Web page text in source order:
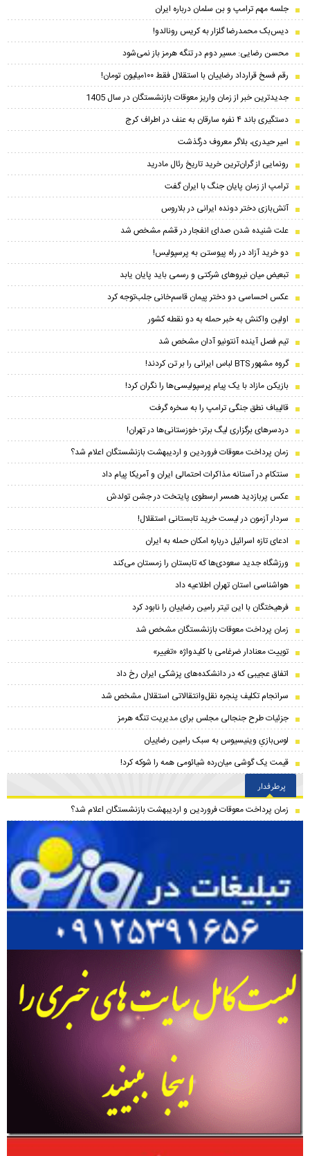
جلسه مهم ترامپ و بن سلمان درباره ایران
دیس‌بک محمدرضا گلزار به کریس رونالدو!
محسن رضایی: مسیر دوم در تنگه هرمز باز نمی‌شود
رقم فسخ قرارداد رضاییان با استقلال فقط ۱۰۰میلیون تومان!
جدیدترین خبر از زمان واریز معوقات بازنشستگان در سال 1405
دستگیری باند ۴ نفره سارقان به عنف در اطراف کرج
امیر حیدری، بلاگر معروف درگذشت
رونمایی از گران‌ترین خرید تاریخ رئال مادرید
ترامپ از زمان پایان جنگ با ایران گفت
آتش‌بازی دختر دونده ایرانی در بلاروس
علت شنیده شدن صدای انفجار در قشم مشخص شد
دو خرید آزاد در راه پیوستن به پرسپولیس!
تبعیض میان نیروهای شرکتی و رسمی باید پایان یابد
عکس احساسی دو دختر پیمان‌ قاسم‌خانی جلب‌توجه کرد
اولین واکنش به خبر حمله به دو نقطه کشور
تیم فصل آینده آنتونیو آدان مشخص شد
گروه مشهور BTS لباس ایرانی را بر تن کردند!
بازیکن مازاد با یک پیام پرسپولیسی‌ها را نگران کرد!
قالیباف نطق جنگی ترامپ را به سخره گرفت
دردسرهای برگزاری لیگ برتر؛ خوزستانی‌ها در تهران!
زمان پرداخت معوقات فروردین و اردیبهشت بازنشستگان اعلام شد؟
سنتکام در آستانه مذاکرات احتمالی ایران و آمریکا پیام داد
عکس پربازدید همسر ارسطوی پایتخت در جشن تولدش
سردار آزمون در لیست خرید تابستانی استقلال!
ادعای تازه اسرائیل درباره امکان حمله به ایران
ورزشگاه جدید سعودی‌ها که تابستان را زمستان می‌کند
هواشناسی استان تهران اطلاعیه داد
فرهیختگان با این تیتر رامین رضاییان را نابود کرد
زمان پرداخت معوقات بازنشستگان مشخص شد
توییت معنادار ضرغامی با کلیدواژه «تغییر»
اتفاق عجیبی که در دانشکده‌های پزشکی ایران رخ داد
سرانجام تکلیف پنجره نقل‌وانتقالاتی استقلال مشخص شد
جزئیات طرح جنجالی مجلس برای مدیریت تنگه هرمز
لوس‌بازیِ وینیسیوس به سبک رامین رضاییان
قیمت یک گوشی میان‌رده شیائومی همه را شوکه کرد!
پرطرفدار
زمان پرداخت معوقات فروردین و اردیبهشت بازنشستگان اعلام شد؟